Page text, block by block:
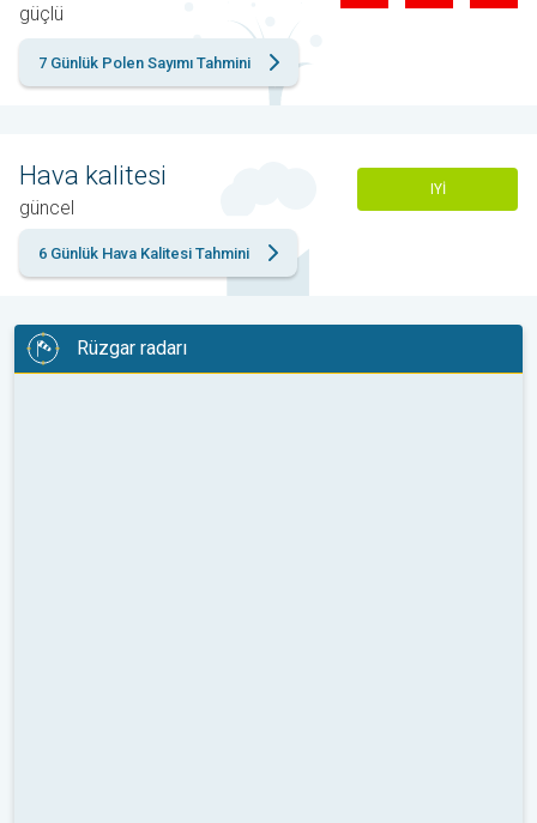
güçlü
7 Günlük Polen Sayımı Tahmini
Hava kalitesi
güncel
IYI
6 Günlük Hava Kalitesi Tahmini
Rüzgar radarı